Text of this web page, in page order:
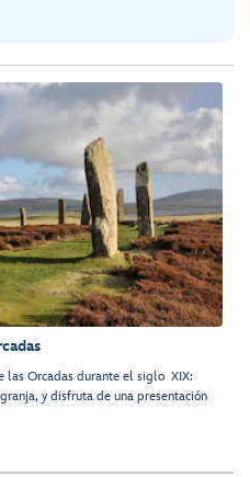
las Orcadas durante el siglo XIX:
y disfruta de una presentación